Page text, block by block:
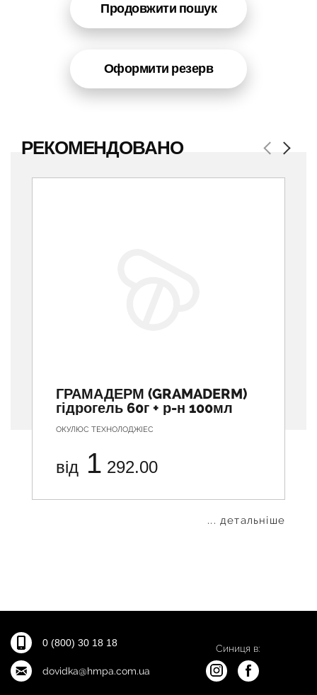
Продовжити пошук
Оформити резерв
РЕКОМЕНДОВАНО Previous
ГРАМАДЕРМ (GRAMADERM)
гідрогель 60г + р-н 100мл
ОКУЛЮС ТЕХНОЛОДЖІЕС
від 1 292.00
... детальніше
Next
0 (800) 30 18 18
dovidka@hmpa.com.ua
Синиця в: